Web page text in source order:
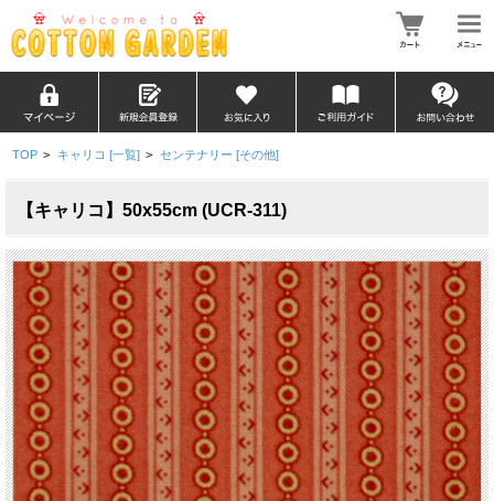
TOP > キャリコ [一覧] > センテナリー [その他]
【キャリコ】50x55cm (UCR-311)